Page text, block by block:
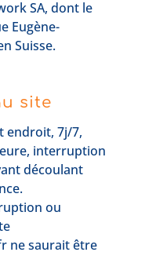
SA, dont le
Eugène-
Suisse.
site
endroit, 7j/7,
interruption
découlant
ou
ne saurait être